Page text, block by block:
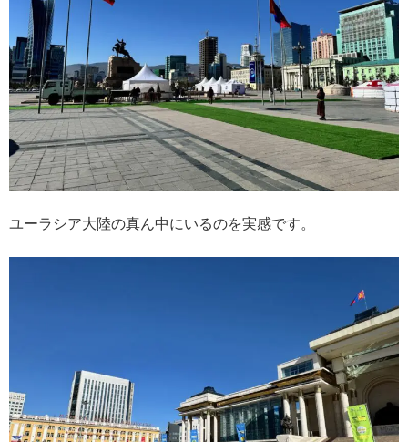
ユーラシア大陸の真ん中にいるのを実感です。